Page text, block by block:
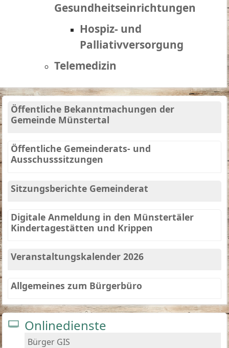
Gesundheitseinrichtungen
Hospiz- und
Palliativversorgung
Telemedizin
Öffentliche Bekanntmachungen der
Gemeinde Münstertal
Öffentliche Gemeinderats- und
Ausschusssitzungen
Sitzungsberichte Gemeinderat
Digitale Anmeldung in den Münstertäler
Kindertagestätten und Krippen
Veranstaltungskalender 2026
Allgemeines zum Bürgerbüro
Onlinedienste
Bürger GIS